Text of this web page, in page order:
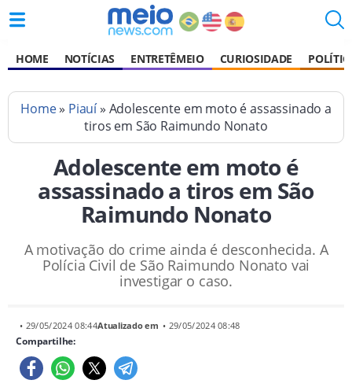
HOME NOTÍCIAS ENTRETÊMEIO CURIOSIDADE
Home» Piauí» Adolescente em moto é assassinado a
tiros em São Raimundo Nonato
Adolescente em moto é
assassinado a tiros em São
Raimundo Nonato
A motivação do crime ainda é desconhecida. A
Polícia Civil de São Raimundo Nonato vai
investigar o caso.
• 29/05/2024 08:44Atualizado em • 29/05/2024 08:48
Compartilhe: